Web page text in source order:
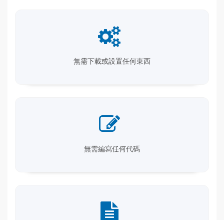
無需下載或設置任何東西
無需編寫任何代碼